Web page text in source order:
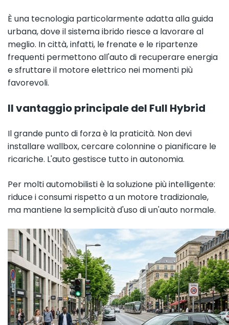
È una tecnologia particolarmente adatta alla guida
urbana, dove il sistema ibrido riesce a lavorare al
meglio. In città, infatti, le frenate e le ripartenze
frequenti permettono all'auto di recuperare energia
e sfruttare il motore elettrico nei momenti più
favorevoli.
Il vantaggio principale del Full Hybrid
Il grande punto di forza è la praticità. Non devi
installare wallbox, cercare colonnine o pianificare le
ricariche. L'auto gestisce tutto in autonomia.
Per molti automobilisti è la soluzione più intelligente:
riduce i consumi rispetto a un motore tradizionale,
ma mantiene la semplicità d'uso di un'auto normale.